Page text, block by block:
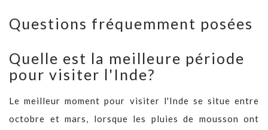
Questions fréquemment posées
Quelle est la meilleure période
pour visiter l'Inde?
Le meilleur moment pour visiter l'Inde se situe entre
octobre et mars, lorsque les pluies de mousson ont